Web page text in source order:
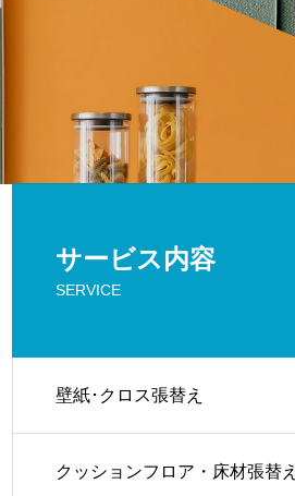
サービス内容
SERVICE
壁紙･クロス張替え
クッションフロア・床材張替え